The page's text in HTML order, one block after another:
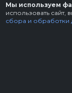
Мы используем
использовать сайт,
сбора и обработки